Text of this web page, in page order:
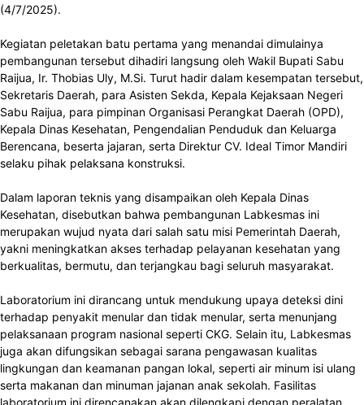
(4/7/2025).
Kegiatan peletakan batu pertama yang menandai dimulainya
pembangunan tersebut dihadiri langsung oleh Wakil Bupati Sabu
Raijua, Ir. Thobias Uly, M.Si. Turut hadir dalam kesempatan tersebut,
Sekretaris Daerah, para Asisten Sekda, Kepala Kejaksaan Negeri
Sabu Raijua, para pimpinan Organisasi Perangkat Daerah (OPD),
Kepala Dinas Kesehatan, Pengendalian Penduduk dan Keluarga
Berencana, beserta jajaran, serta Direktur CV. Ideal Timor Mandiri
selaku pihak pelaksana konstruksi.
Dalam laporan teknis yang disampaikan oleh Kepala Dinas
Kesehatan, disebutkan bahwa pembangunan Labkesmas ini
merupakan wujud nyata dari salah satu misi Pemerintah Daerah,
yakni meningkatkan akses terhadap pelayanan kesehatan yang
berkualitas, bermutu, dan terjangkau bagi seluruh masyarakat.
Laboratorium ini dirancang untuk mendukung upaya deteksi dini
terhadap penyakit menular dan tidak menular, serta menunjang
pelaksanaan program nasional seperti CKG. Selain itu, Labkesmas
juga akan difungsikan sebagai sarana pengawasan kualitas
lingkungan dan keamanan pangan lokal, seperti air minum isi ulang
serta makanan dan minuman jajanan anak sekolah. Fasilitas